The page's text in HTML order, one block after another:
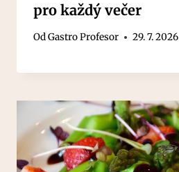
pro každý večer
OdGastro Profesor 29. 7. 2026